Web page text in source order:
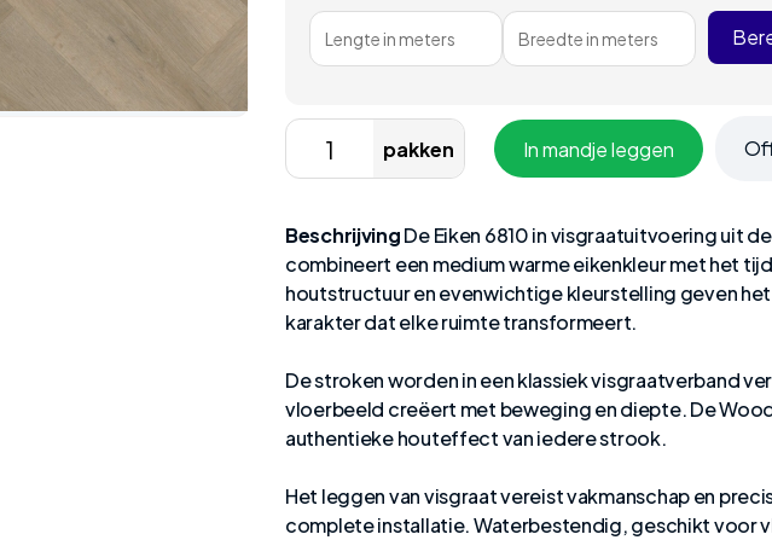
Lengte in meters Breedte in meters
pakken In mandje leggen
BeschrijvingDe Eiken 6810 in visgraatuitvoering uit
combineert een medium warme eikenkleur met het
houtstructuur en evenwichtige kleurstelling geven
karakter dat elke ruimte transformeert.
De stroken worden in een klassiek visgraatverband
vloerbeeld creëert met beweging en diepte. De
authentieke houteffect van iedere strook.
Het leggen van visgraat vereist vakmanschap en
complete installatie. Waterbestendig, geschikt voor